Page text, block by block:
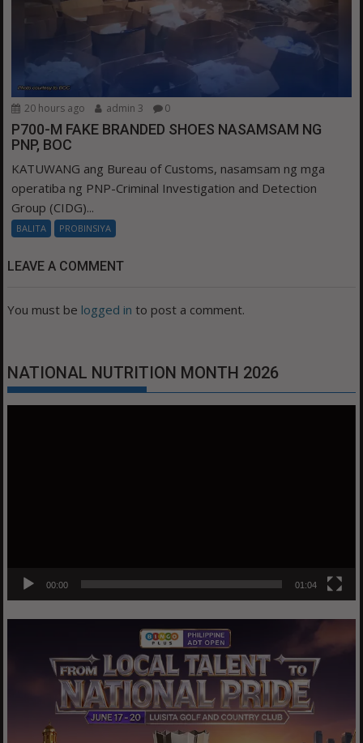
20 hours ago admin 3 0
P700-M FAKE BRANDED SHOES NASAMSAM NG
PNP, BOC
KATUWANG ang Bureau of Customs, nasamsam ng mga
operatiba ng PNP-Criminal Investigation and Detection
Group (CIDG)...
BALITA PROBINSIYA
LEAVE A COMMENT
You must be logged in to post a comment.
NATIONAL NUTRITION MONTH 2026
00:00 01:04